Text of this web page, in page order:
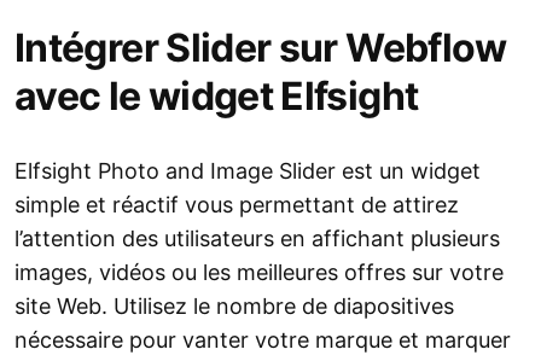
Intégrer Slider sur Webflow
avec le widget Elfsight
Elfsight Photo and Image Slider est un widget
simple et réactif vous permettant de attirez
l’attention des utilisateurs en affichant plusieurs
images, vidéos ou les meilleures offres sur votre
site Web. Utilisez le nombre de diapositives
nécessaire pour vanter votre marque et marquer